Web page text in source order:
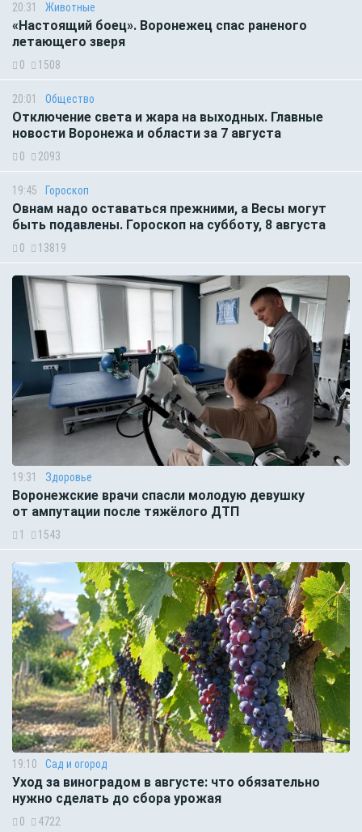
20:31 Животные
«Настоящий боец». Воронежец спас раненого
летающего зверя
0 1508
20:01 Общество
Отключение света и жара на выходных. Главные
новости Воронежа и области за 7 августа
0 2093
19:45 Гороскоп
Овнам надо оставаться прежними, а Весы могут
быть подавлены. Гороскоп на субботу, 8 августа
0 13819
19:31 Здоровье
Воронежские врачи спасли молодую девушку
от ампутации после тяжёлого ДТП
1 1543
19:10 Сад и огород
Уход за виноградом в августе: что обязательно
нужно сделать до сбора урожая
0 4722